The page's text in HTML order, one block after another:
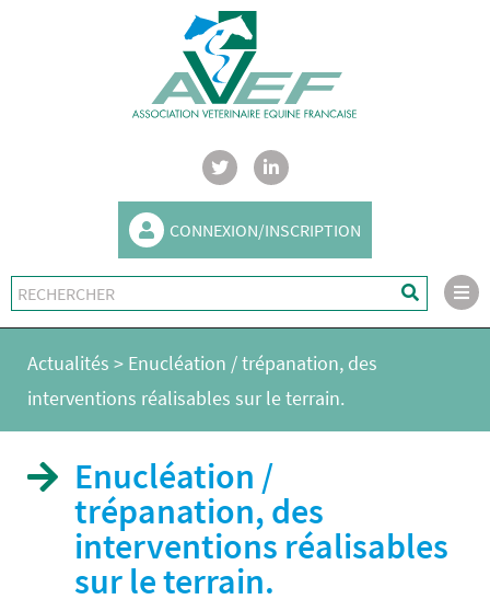
CONNEXION/INSCRIPTION
Actualités > Enucléation / trépanation, des
interventions réalisables sur le terrain.
Enucléation /
trépanation, des
interventions réalisables
sur le terrain.